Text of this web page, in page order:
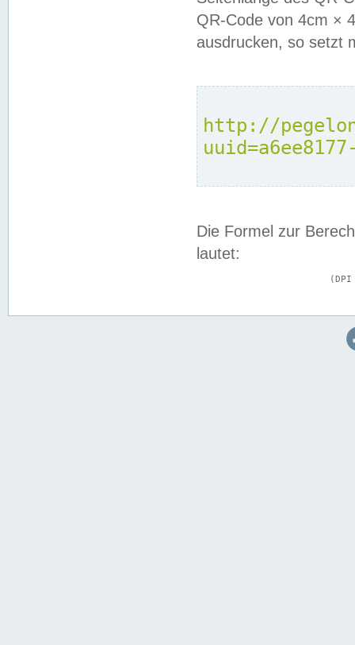
QR-Code von 4cm ×
ausdrucken, so setzt
http://
Die Formel zur
lautet: